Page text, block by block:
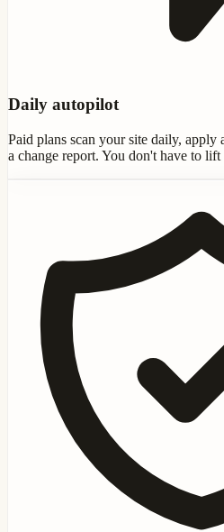
Daily autopilot
Paid plans scan your site daily, apply
a change report. You don't have to lift